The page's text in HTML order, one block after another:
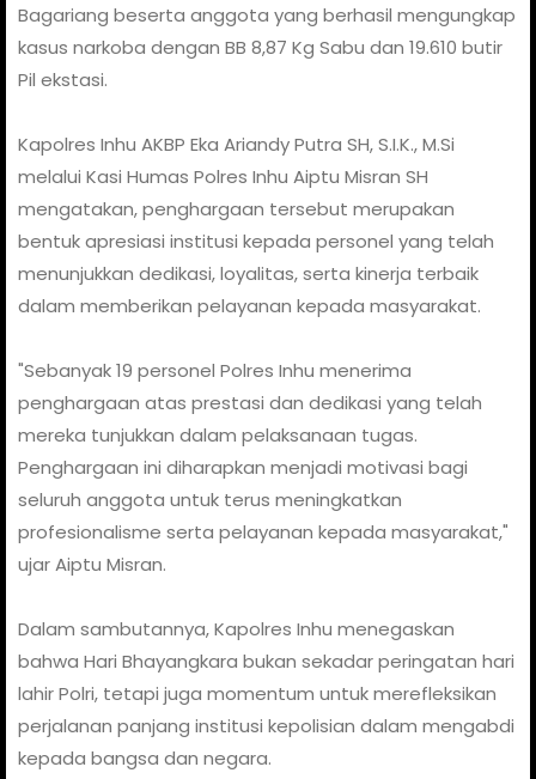
Bagariang beserta anggota yang berhasil mengungkap
kasus narkoba dengan BB 8,87 Kg Sabu dan 19.610 butir
Pil ekstasi.
Kapolres Inhu AKBP Eka Ariandy Putra SH, S.I.K., M.Si
melalui Kasi Humas Polres Inhu Aiptu Misran SH
mengatakan, penghargaan tersebut merupakan
bentuk apresiasi institusi kepada personel yang telah
menunjukkan dedikasi, loyalitas, serta kinerja terbaik
dalam memberikan pelayanan kepada masyarakat.
"Sebanyak 19 personel Polres Inhu menerima
penghargaan atas prestasi dan dedikasi yang telah
mereka tunjukkan dalam pelaksanaan tugas.
Penghargaan ini diharapkan menjadi motivasi bagi
seluruh anggota untuk terus meningkatkan
profesionalisme serta pelayanan kepada masyarakat,"
ujar Aiptu Misran.
Dalam sambutannya, Kapolres Inhu menegaskan
bahwa Hari Bhayangkara bukan sekadar peringatan hari
lahir Polri, tetapi juga momentum untuk merefleksikan
perjalanan panjang institusi kepolisian dalam mengabdi
kepada bangsa dan negara.